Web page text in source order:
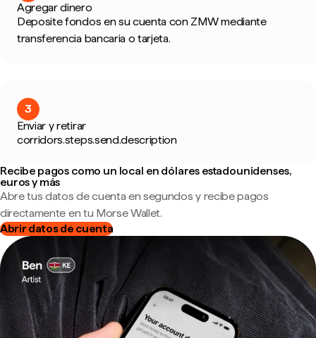
Agregar dinero
Deposite fondos en su cuenta con ZMW mediante
transferencia bancaria o tarjeta.
3
Enviar y retirar
corridors.steps.send.description
Recibe pagos como un local en dólares estadounidenses,
euros y más
Abre tus datos de cuenta en segundos y recibe pagos
directamente en tu Morse Wallet.
Abrir datos de cuenta